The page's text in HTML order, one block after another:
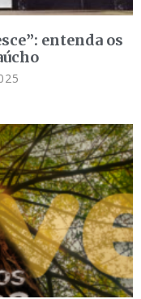
entenda os